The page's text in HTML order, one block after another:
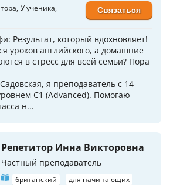
У ученика
Результат, который вдохновляет!
уроков английского, а домашние
в стресс для всей семьи? Пора
я преподаватель с 14-
C1 (Advanced). Помогаю
н...
Связаться
Репетитор Инна Викторовна
Частный преподаватель
британский
для начинающих